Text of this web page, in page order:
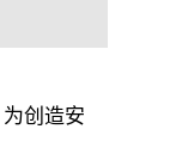
创造安